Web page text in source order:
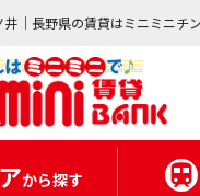
井｜長野県の賃貸はミニミニチ
から探す